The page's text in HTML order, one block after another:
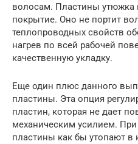
волосам. Пластины утюжка
покрытие. Оно не портит
теплопроводных свойств
нагрев по всей рабочей
качественную укладку.
Еще один плюс данного
пластины. Эта опция
пластин, которая не дает
механическим усилием.
пластины как бы утопают в